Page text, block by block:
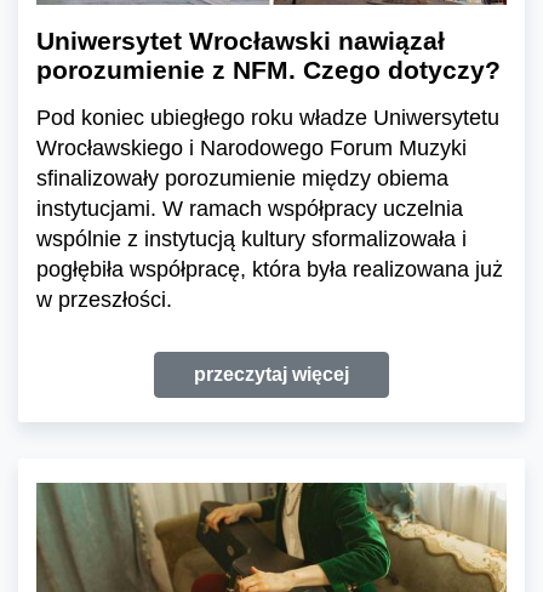
Uniwersytet Wrocławski nawiązał
porozumienie z NFM. Czego dotyczy?
Pod koniec ubiegłego roku władze Uniwersytetu
Wrocławskiego i Narodowego Forum Muzyki
sfinalizowały porozumienie między obiema
instytucjami. W ramach współpracy uczelnia
wspólnie z instytucją kultury sformalizowała i
pogłębiła współpracę, która była realizowana już
w przeszłości.
przeczytaj więcej